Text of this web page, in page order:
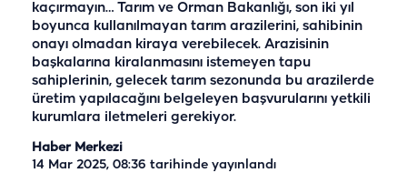
kaçırmayın… Tarım ve Orman Bakanlığı, son iki yıl
boyunca kullanılmayan tarım arazilerini, sahibinin
onayı olmadan kiraya verebilecek. Arazisinin
başkalarına kiralanmasını istemeyen tapu
sahiplerinin, gelecek tarım sezonunda bu arazilerde
üretim yapılacağını belgeleyen başvurularını yetkili
kurumlara iletmeleri gerekiyor.
Haber Merkezi
14 Mar 2025, 08:36 tarihinde yayınlandı